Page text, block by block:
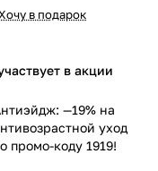
в подарок
в акции
—19% на
уход
промо-коду 1919!